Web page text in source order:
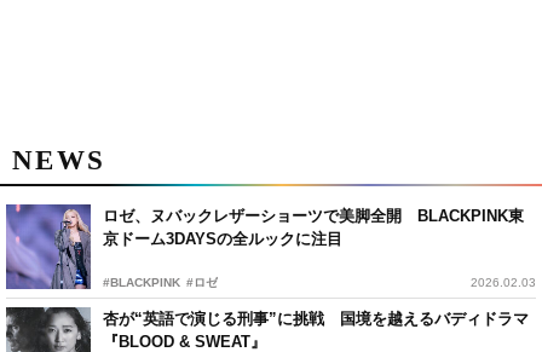
NEWS
ロゼ、ヌバックレザーショーツで美脚全開 BLACKPINK東
京ドーム3DAYSの全ルックに注目
#BLACKPINK #ロゼ 2026.02.03
杏が“英語で演じる刑事”に挑戦 国境を越えるバディドラマ
『BLOOD & SWEAT』